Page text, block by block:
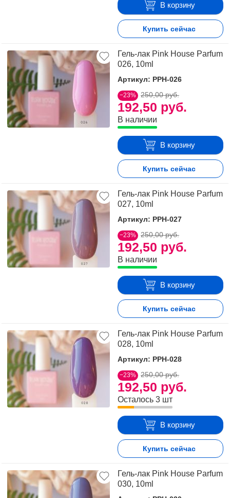
В корзину
Купить сейчас
Гель-лак Pink House Parfum
026, 10ml
Артикул: PPH-026
−23%
192,50 руб.
250,00 руб.
В наличии
В корзину
Купить сейчас
Гель-лак Pink House Parfum
027, 10ml
Артикул: PPH-027
−23%
192,50 руб.
250,00 руб.
В наличии
В корзину
Купить сейчас
Гель-лак Pink House Parfum
028, 10ml
Артикул: PPH-028
−23%
192,50 руб.
250,00 руб.
Осталось 3 шт
В корзину
Купить сейчас
Гель-лак Pink House Parfum
030, 10ml